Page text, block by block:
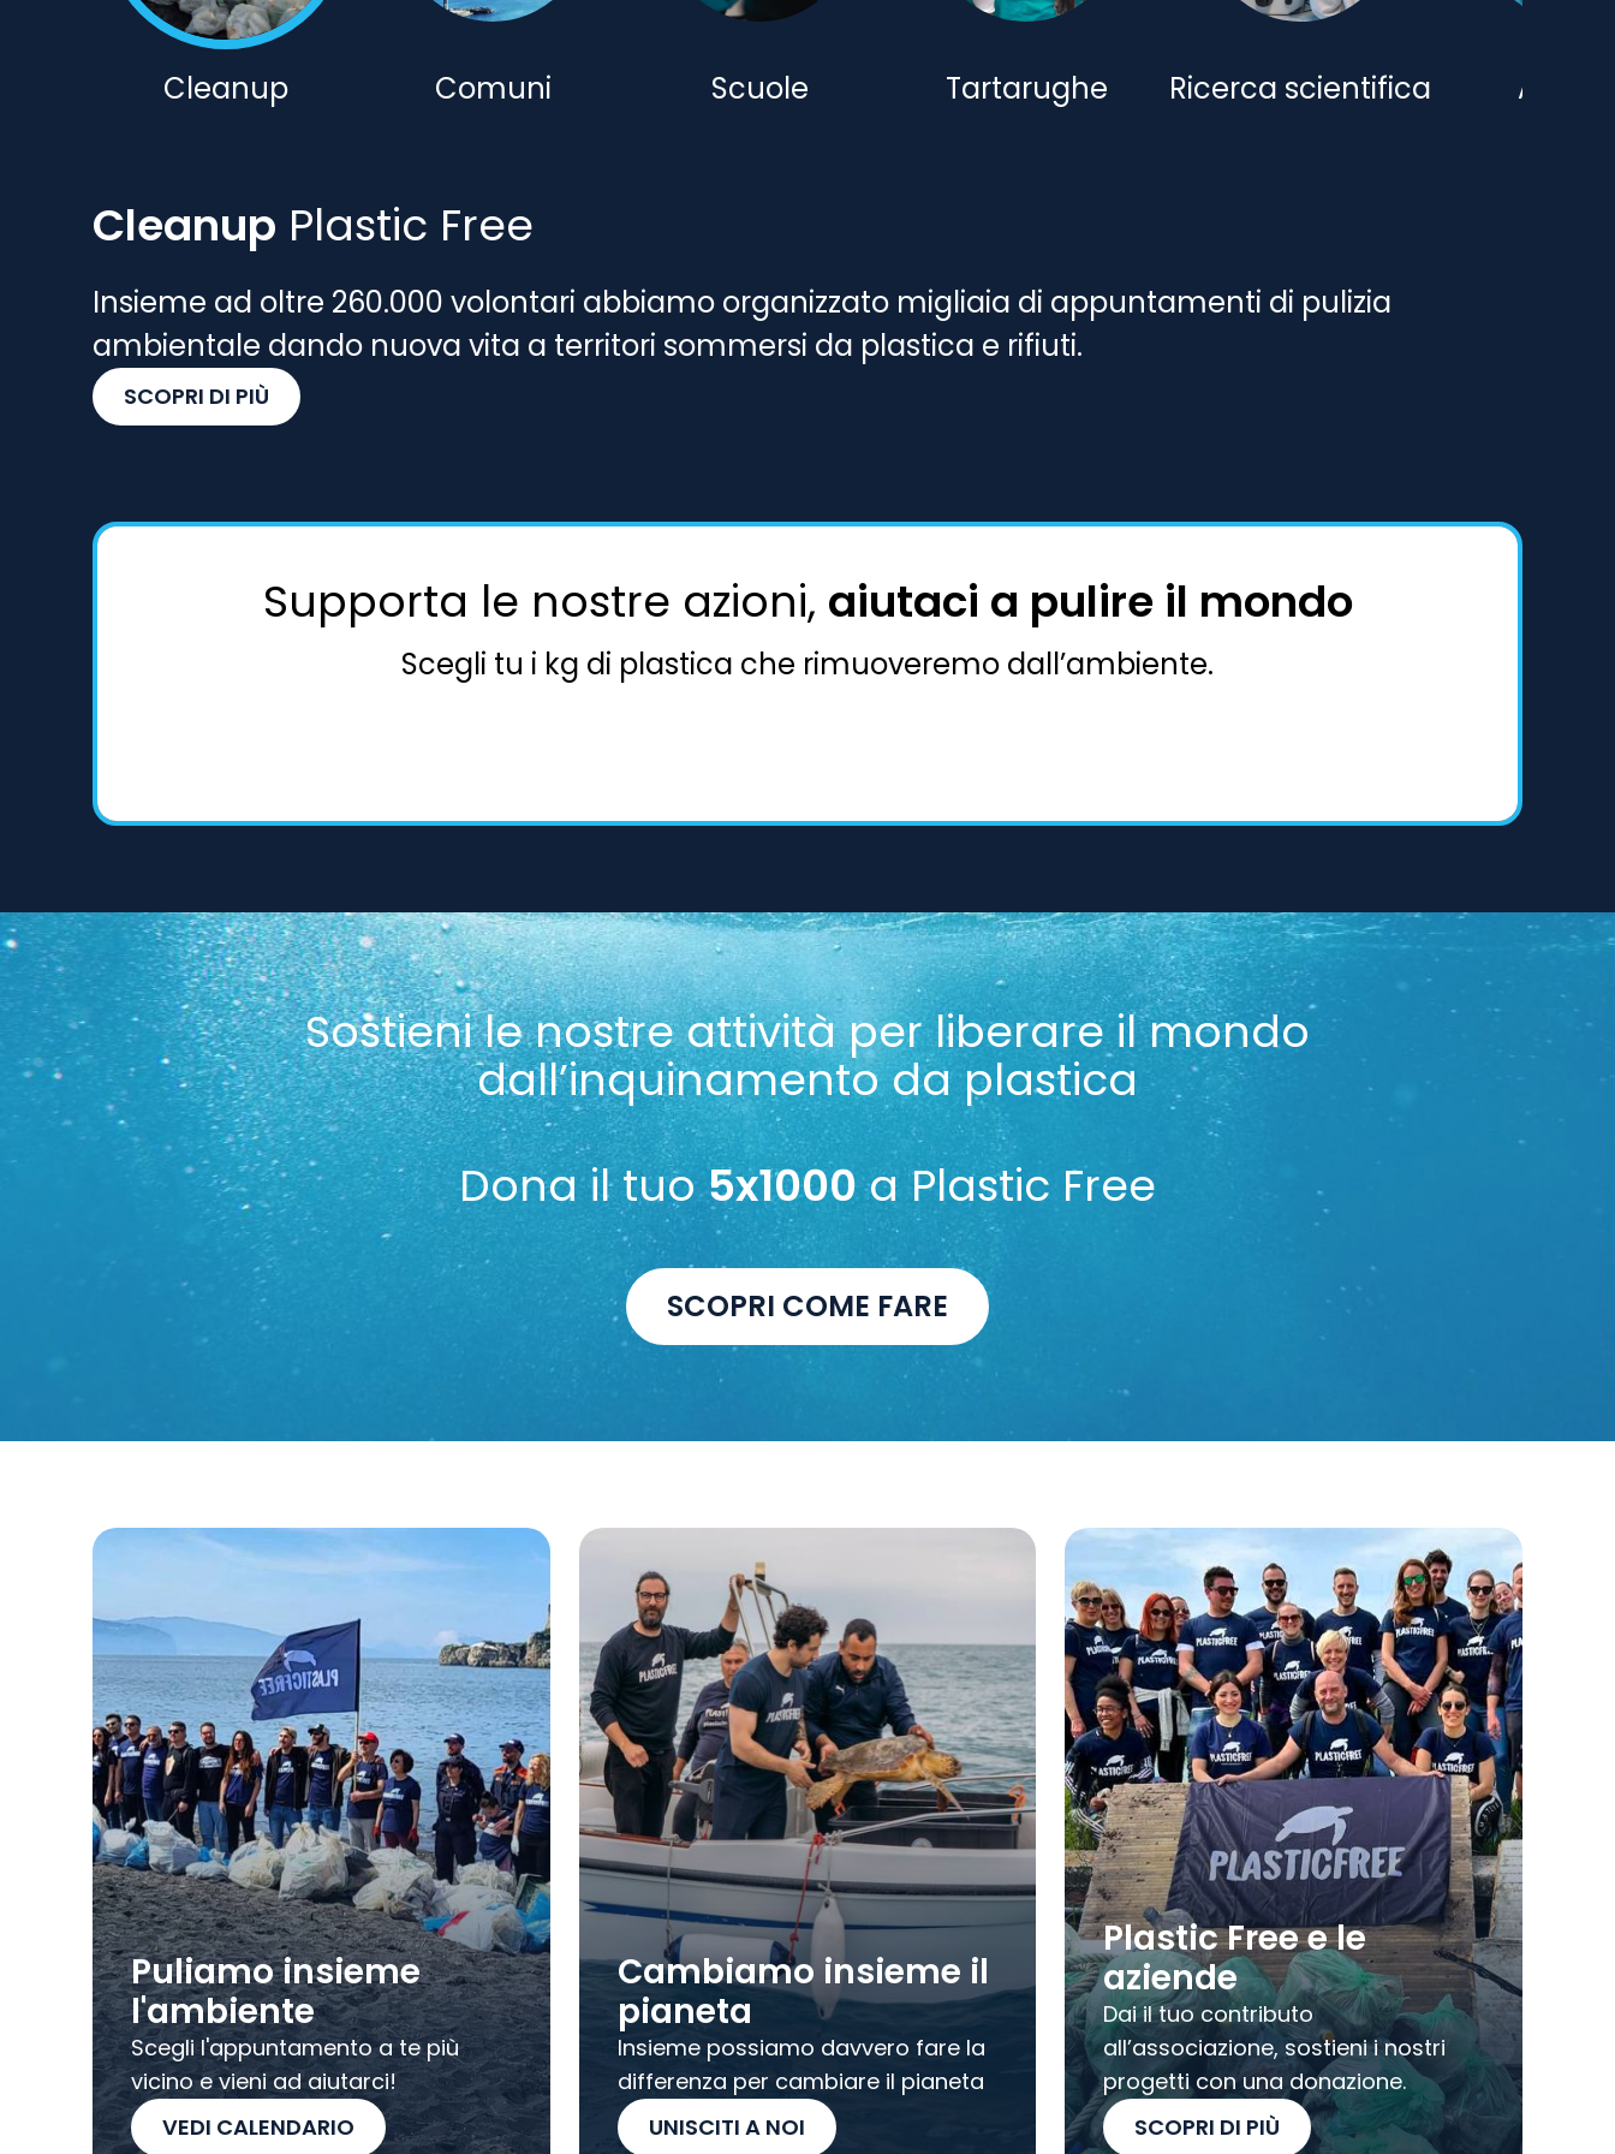
Cleanup Comuni Scuole Tartarughe Ricerca scientifica
Cleanup Plastic Free
Insieme ad oltre 260.000 volontari abbiamo organizzato migliaia di appuntamenti di pulizia
ambientale dando nuova vita a territori sommersi da plastica e rifiuti.
SCOPRI DI PIÙ
Supporta le nostre azioni, aiutaci a pulire il mondo
Scegli tu i kg di plastica che rimuoveremo dall’ambiente.
Sostieni le nostre attività per liberare il mondo
dall’inquinamento da plastica
Dona il tuo5x1000a Plastic Free
SCOPRI COME FARE
Puliamo insieme
l'ambiente
Scegli l'appuntamento a te più
vicino e vieni ad aiutarci!
VEDI CALENDARIO
Cambiamo insieme il
pianeta
Insieme possiamo davvero fare la
differenza per cambiare il pianeta
UNISCITI A NOI
Plastic Free e le
aziende
Dai il tuo contributo
all’associazione, sostieni i nostri
progetti con una donazione.
SCOPRI DI PIÙ